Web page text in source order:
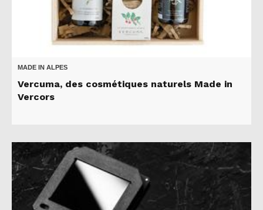
MADE IN ALPES
Vercuma, des cosmétiques naturels Made in
Vercors